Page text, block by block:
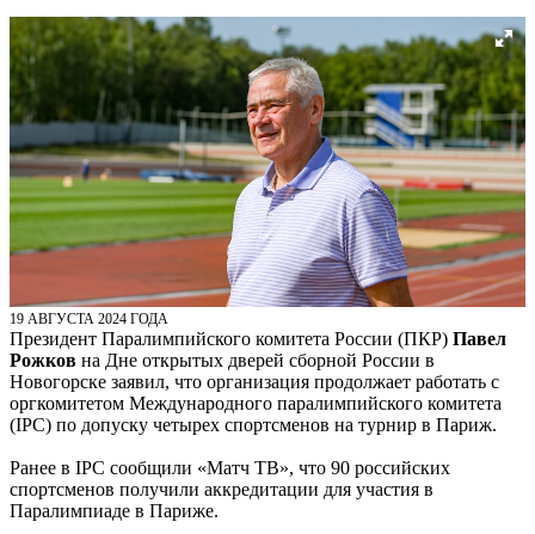
19 АВГУСТА 2024 ГОДА
Президент Паралимпийского комитета России (ПКР) Павел
Рожков на Дне открытых дверей сборной России в
Новогорске заявил, что организация продолжает работать с
оргкомитетом Международного паралимпийского комитета
(IPC) по допуску четырех спортсменов на турнир в Париж.
Ранее в IPC сообщили «Матч ТВ», что 90 российских
спортсменов получили аккредитации для участия в
Паралимпиаде в Париже.